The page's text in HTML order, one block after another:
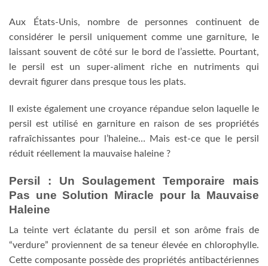
Aux États-Unis, nombre de personnes continuent de
considérer le persil uniquement comme une garniture, le
laissant souvent de côté sur le bord de l’assiette. Pourtant,
le persil est un super-aliment riche en nutriments qui
devrait figurer dans presque tous les plats.
Il existe également une croyance répandue selon laquelle le
persil est utilisé en garniture en raison de ses propriétés
rafraîchissantes pour l’haleine… Mais est-ce que le persil
réduit réellement la mauvaise haleine ?
Persil : Un Soulagement Temporaire mais
Pas une Solution Miracle pour la Mauvaise
Haleine
La teinte vert éclatante du persil et son arôme frais de
“verdure” proviennent de sa teneur élevée en chlorophylle.
Cette composante possède des propriétés antibactériennes